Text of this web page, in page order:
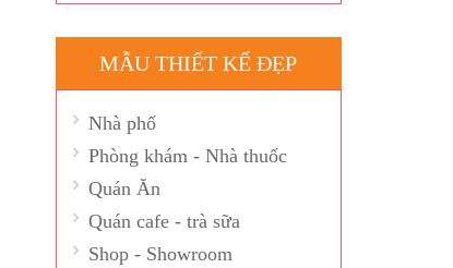
MẪU THIẾT KẾ ĐẸP
Nhà phố
Phòng khám - Nhà thuốc
Quán Ăn
Quán cafe - trà sữa
Shop - Showroom